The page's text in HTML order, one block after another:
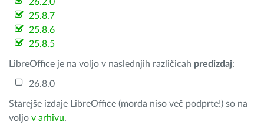
25.8.7
25.8.6
25.8.5
LibreOffice je na voljo v naslednjih različicah predizdaj:
26.8.0
Starejše izdaje LibreOffice (morda niso več podprte!) so na
voljo v arhivu.